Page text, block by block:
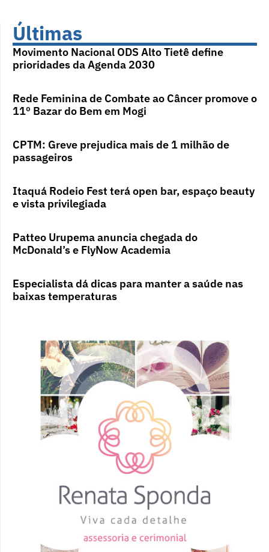
Últimas
Movimento Nacional ODS Alto Tietê define
prioridades da Agenda 2030
Rede Feminina de Combate ao Câncer promove o
11º Bazar do Bem em Mogi
CPTM: Greve prejudica mais de 1 milhão de
passageiros
Itaquá Rodeio Fest terá open bar, espaço beauty
e vista privilegiada
Patteo Urupema anuncia chegada do
McDonald’s e FlyNow Academia
Especialista dá dicas para manter a saúde nas
baixas temperaturas